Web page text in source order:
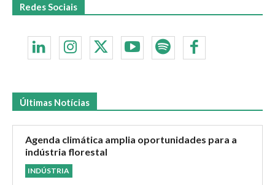
Redes Sociais
Últimas Notícias
Agenda climática amplia oportunidades para a
indústria florestal
INDÚSTRIA